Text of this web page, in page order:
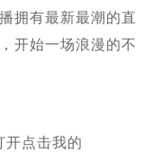
拥有最新最潮的直
开始一场浪漫的不
开点击我的